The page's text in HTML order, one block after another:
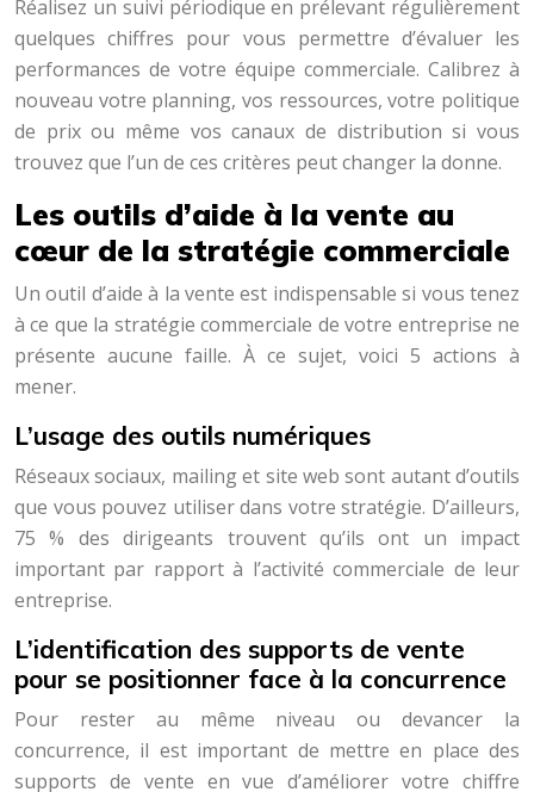
Réalisez un suivi périodique en prélevant régulièrement
quelques chiffres pour vous permettre d’évaluer les
performances de votre équipe commerciale. Calibrez à
nouveau votre planning, vos ressources, votre politique
de prix ou même vos canaux de distribution si vous
trouvez que l’un de ces critères peut changer la donne.
Les outils d’aide à la vente au
cœur de la stratégie commerciale
Un outil d’aide à la vente est indispensable si vous tenez
à ce que la stratégie commerciale de votre entreprise ne
présente aucune faille. À ce sujet, voici 5 actions à
mener.
L’usage des outils numériques
Réseaux sociaux, mailing et site web sont autant d’outils
que vous pouvez utiliser dans votre stratégie. D’ailleurs,
75 % des dirigeants trouvent qu’ils ont un impact
important par rapport à l’activité commerciale de leur
entreprise.
L’identification des supports de vente
pour se positionner face à la concurrence
Pour rester au même niveau ou devancer la
concurrence, il est important de mettre en place des
supports de vente en vue d’améliorer votre chiffre